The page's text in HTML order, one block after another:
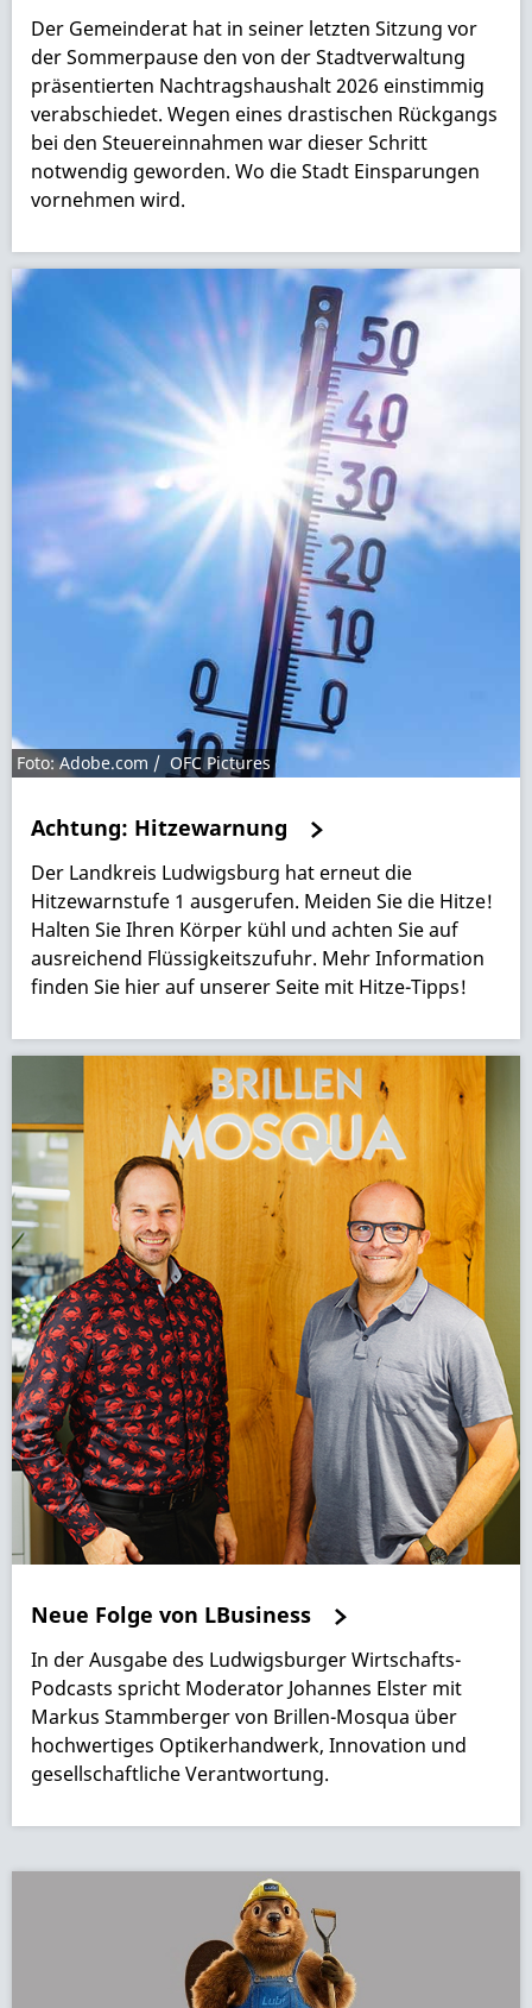
Der Gemeinderat hat in seiner letzten Sitzung vor
der Sommerpause den von der Stadtverwaltung
präsentierten Nachtragshaushalt 2026 einstimmig
verabschiedet. Wegen eines drastischen Rückgangs
bei den Steuereinnahmen war dieser Schritt
notwendig geworden. Wo die Stadt Einsparungen
vornehmen wird.
Foto: Adobe.com / OFC Pictures
Achtung: Hitzewarnung
Der Landkreis Ludwigsburg hat erneut die
Hitzewarnstufe 1 ausgerufen. Meiden Sie die Hitze!
Halten Sie Ihren Körper kühl und achten Sie auf
ausreichend Flüssigkeitszufuhr. Mehr Information
finden Sie hier auf unserer Seite mit Hitze-Tipps!
Neue Folge von LBusiness
In der Ausgabe des Ludwigsburger Wirtschafts-
Podcasts spricht Moderator Johannes Elster mit
Markus Stammberger von Brillen-Mosqua über
hochwertiges Optikerhandwerk, Innovation und
gesellschaftliche Verantwortung.